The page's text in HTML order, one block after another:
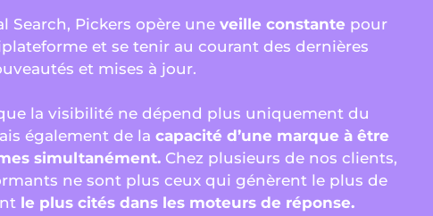
Search, Pickers opère une veille constante pour
et se tenir au courant des dernières
et mises à jour.
la visibilité ne dépend plus uniquement du
également de la capacité d’une marque à être
simultanément. Chez plusieurs de nos clients,
ne sont plus ceux qui génèrent le plus de
le plus cités dans les moteurs de réponse.